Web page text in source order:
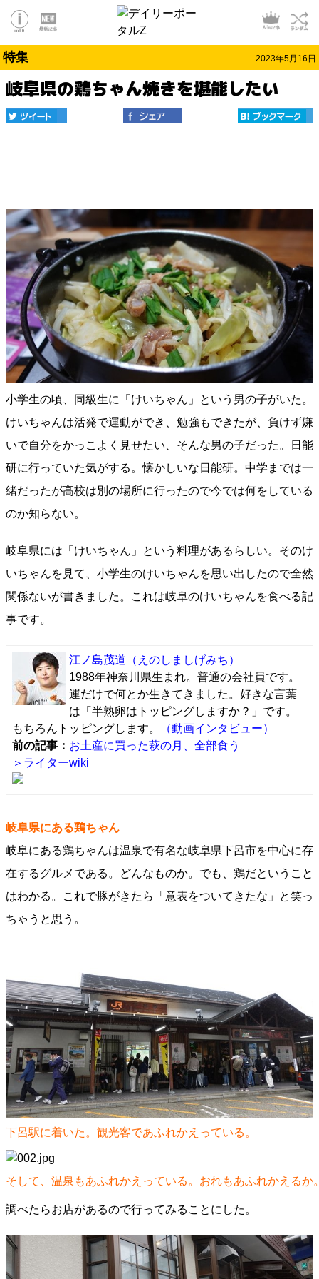
特集 2023年5月16日
岐阜県の鶏ちゃん焼きを堪能したい
小学生の頃、同級生に「けいちゃん」という男の子がいた。
けいちゃんは活発で運動ができ、勉強もできたが、負けず嫌
いで自分をかっこよく見せたい、そんな男の子だった。日能
研に行っていた気がする。懐かしいな日能研。中学までは一
緒だったが高校は別の場所に行ったので今では何をしている
のか知らない。
岐阜県には「けいちゃん」という料理があるらしい。そのけ
いちゃんを見て、小学生のけいちゃんを思い出したので全然
関係ないが書きました。これは岐阜のけいちゃんを食べる記
事です。
江ノ島茂道 （えのしましげみち）
1988年神奈川県生まれ。普通の会社員です。
運だけで何とか生きてきました。好きな言葉
は「半熟卵はトッピングしますか？」です。
もちろんトッピングします。
（動画インタビュー）
前の記事： お土産に買った萩の月、全部食う
＞ライターwiki
岐阜県にある鶏ちゃん
岐阜にある鶏ちゃんは温泉で有名な岐阜県下呂市を中心に存
在するグルメである。どんなものか。でも、鶏だということ
はわかる。これで豚がきたら「意表をついてきたな」と笑っ
ちゃうと思う。
下呂駅に着いた。観光客であふれかえっている。
そして、温泉もあふれかえっている。おれもあふれかえるか
調べたらお店があるので行ってみることにした。